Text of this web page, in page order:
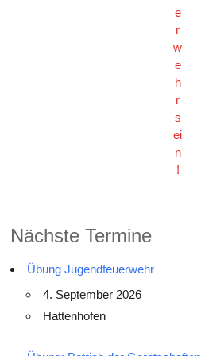
e
r
w
e
h
r
s
ei
n
!
Nächste Termine
Übung Jugendfeuerwehr
4. September 2026
Hattenhofen